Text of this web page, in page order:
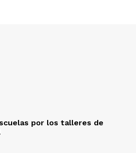
por los talleres de